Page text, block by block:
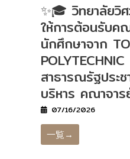
✨🎓 วิทยาลัยวิ
ให้การต้อนรับค
นักศึกษาจาก
สาธารณรัฐปร
บริหาร คณาจาร
07/16/2026
一覧→